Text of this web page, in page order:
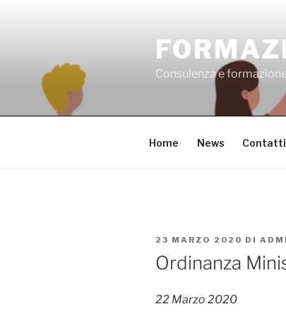
Consulenza e
Home News Contatti
PUBBLICATO
IL
23 MARZO 2020 DI
Ordinanza
22 Marzo 2020